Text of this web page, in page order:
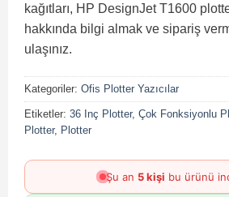
kağıtları, HP DesignJet T1600
hakkında bilgi almak ve sipariş
ulaşınız.
Kategoriler: Ofis Plotter Yazıcılar
Etiketler: 36 Inç Plotter, Çok Fonksiyonlu
Plotter, Plotter
Şu an 5 kişi bu ürünü